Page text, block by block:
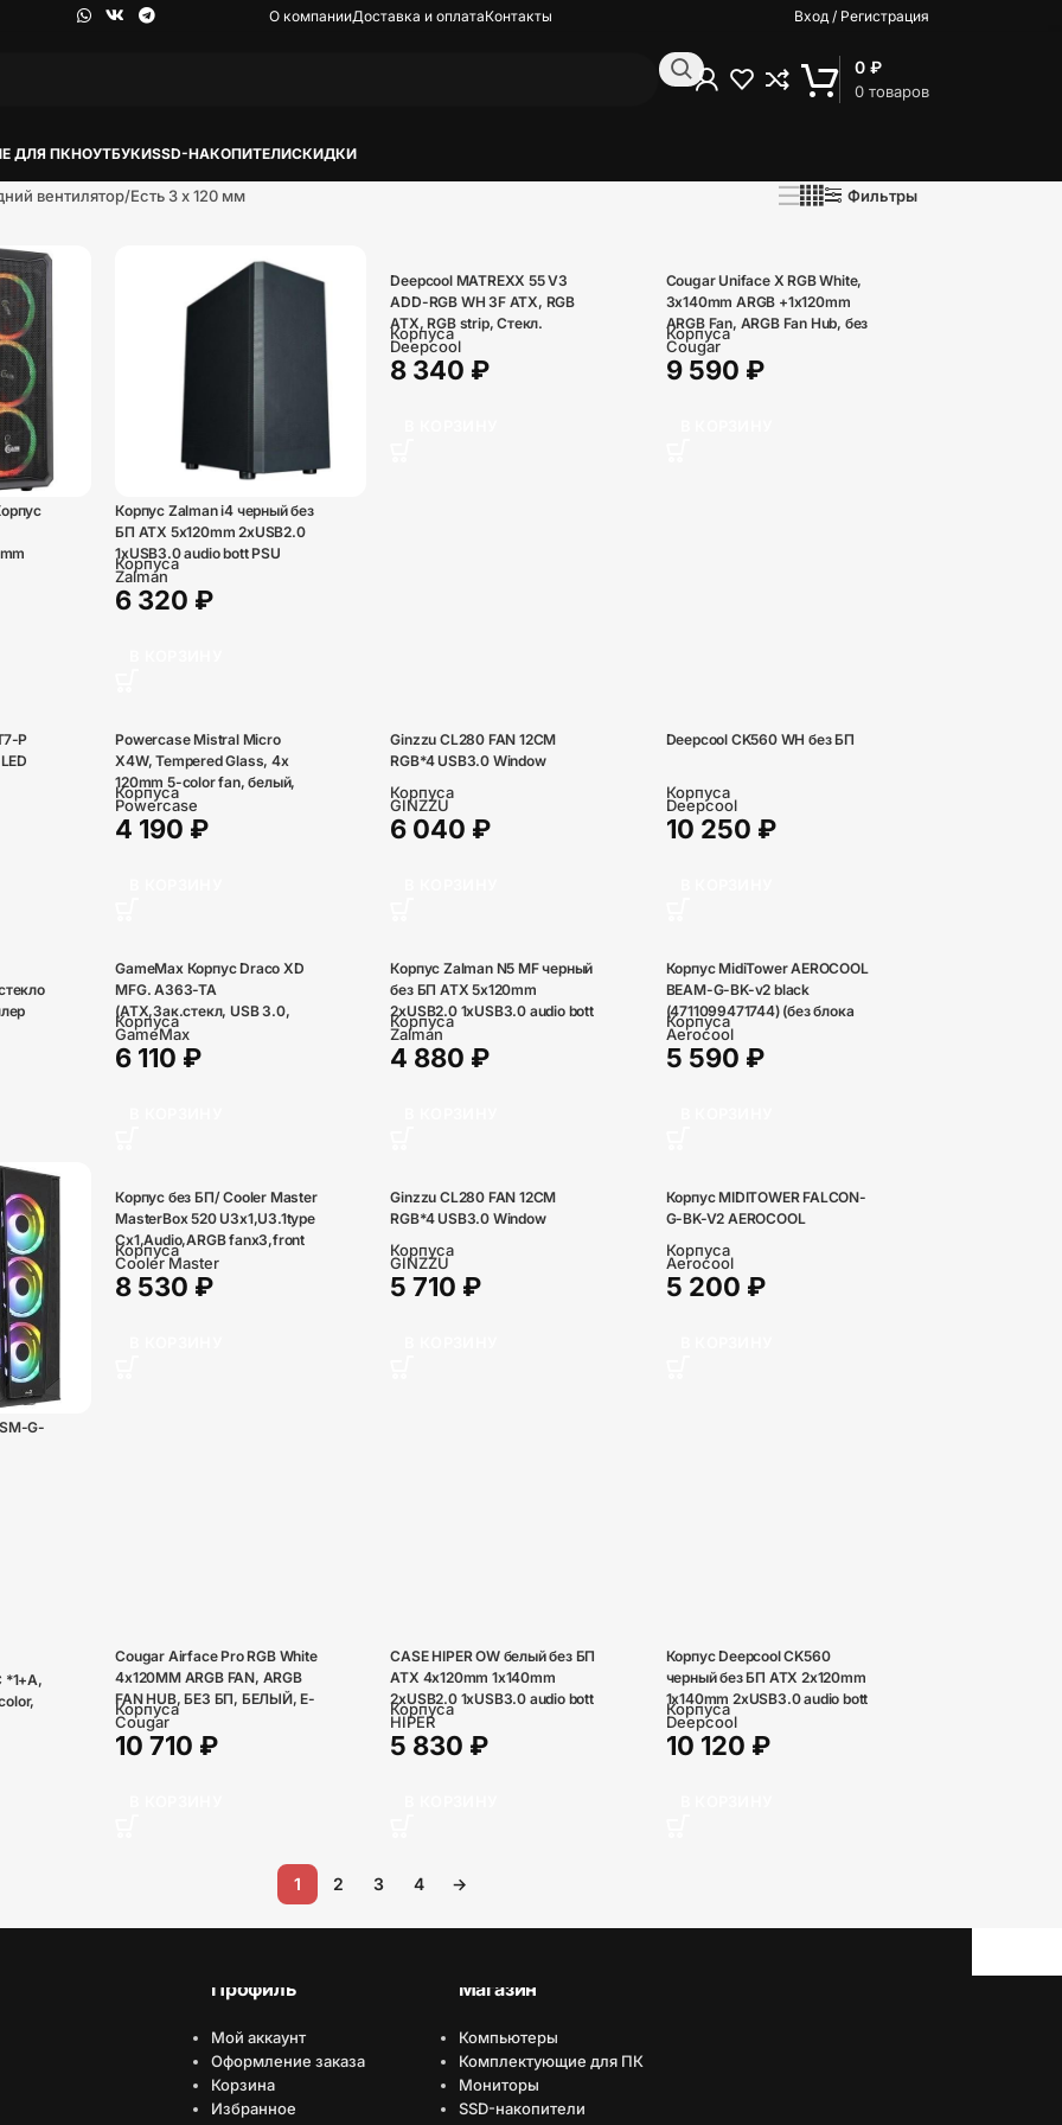
О компанииДоставка и оплатаКонтакты Вход / Регистрация
0 товаров
0 ₽
ДЛЯ ПКНОУТБУКИSSD-НАКОПИТЕЛИСКИДКИ
вентилятор Есть 3 х 120 мм Фильтры
Корпус Zalman i4 черный без
БП ATX 5x120mm 2xUSB2.0
1xUSB3.0 audio bott PSU
Корпуса
Zalman
6 320 ₽
Deepcool MATREXX 55 V3
ADD-RGB WH 3F ATX, RGB
ATX, RGB strip, Стекл.
фронтальная и боковая
панели, 3RGB fans,Без БП
Корпуса
Deepcool
8 340 ₽
Cougar Uniface X RGB White,
3x140mm ARGB +1x120mm
ARGB Fan, ARGB Fan Hub, без
БП, белый, E-ATX
Корпуса
Cougar
9 590 ₽
P
Powercase Mistral Micro
X4W, Tempered Glass, 4х
120mm 5-color fan, белый,
mATX (CMMXW-L4)
Корпуса
Powercase
4 190 ₽
Ginzzu CL280 FAN 12CM
RGB*4 USB3.0 Window
Корпуса
GINZZU
6 040 ₽
Deepcool CK560 WH без БП
Корпуса
Deepcool
10 250 ₽
GameMax Корпус Draco XD
MFG. A363-TA
(ATX,Зак.стекл, USB 3.0,
4*120мм вент.+ ARGB
контроллер,без БП)
Корпуса
GameMax
6 110 ₽
Корпус Zalman N5 MF черный
без БП ATX 5x120mm
2xUSB2.0 1xUSB3.0 audio bott
PSU
Корпуса
Zalman
4 880 ₽
Корпус MidiTower AEROCOOL
BEAM-G-BK-v2 black
(4711099471744) (без блока
питания)
Корпуса
Aerocool
5 590 ₽
G-
Корпус без БП/ Cooler Master
MasterBox 520 U3x1,U3.1type
Cx1,Audio,ARGB fanx3,front
TG panel
Корпуса
Cooler Master
8 530 ₽
Ginzzu CL280 FAN 12CM
RGB*4 USB3.0 Window
Корпуса
GINZZU
5 710 ₽
Корпус MIDITOWER FALCON-
G-BK-V2 AEROCOOL
Корпуса
Aerocool
5 200 ₽
*1+A,
Cougar Airface Pro RGB White
4x120MM ARGB FAN, ARGB
FAN HUB, БЕЗ БП, БЕЛЫЙ, E-
ATX
Корпуса
Cougar
10 710 ₽
CASE HIPER OW белый без БП
ATX 4x120mm 1x140mm
2xUSB2.0 1xUSB3.0 audio bott
PSU
Корпуса
HIPER
5 830 ₽
Корпус Deepcool CK560
черный без БП ATX 2x120mm
1x140mm 2xUSB3.0 audio bott
PSU
Корпуса
Deepcool
10 120 ₽
1 2 3 4 →
Профиль
Мой аккаунт
Оформление заказа
Корзина
Избранное
Магазин
Компьютеры
Комплектующие для ПК
Мониторы
SSD-накопители